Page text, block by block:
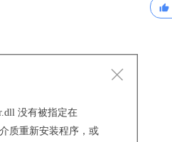
没有被指定在
质重新安装程序，或